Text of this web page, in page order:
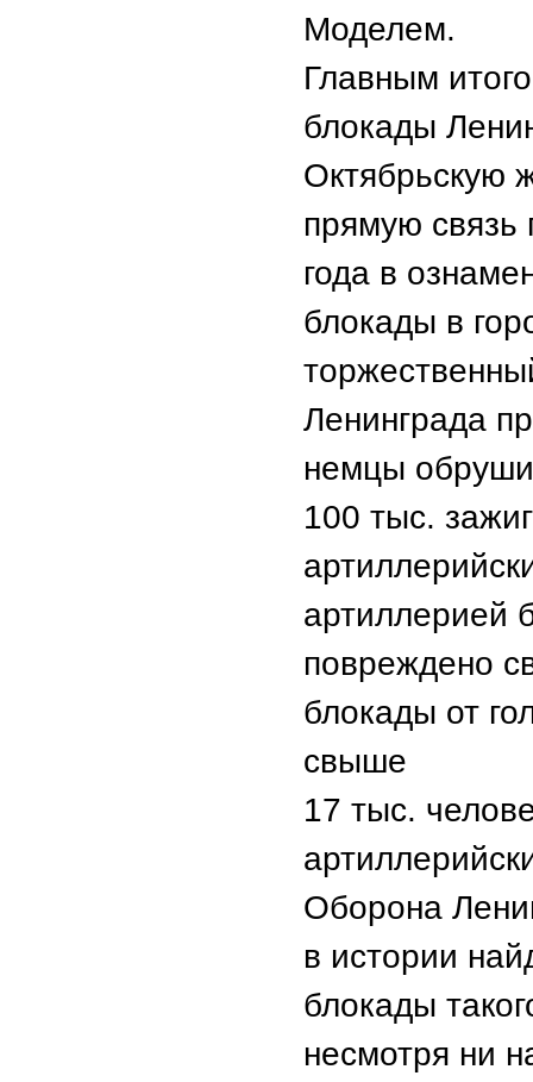
Моделем.
Главным
блокады
Октябрьскую
прямую связь
года в
блокады в
Ленинграда
немцы
100 тыс.
артиллерией
повреждено
блокады от
свыше
17 тыс.
Оборона
в истории
блокады
несмотря ни